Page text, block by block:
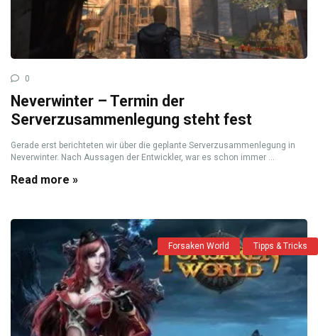
0
Neverwinter – Termin der
Serverzusammenlegung steht fest
Gerade erst berichteten wir über die geplante Serverzusammenlegung in
Neverwinter. Nach Aussagen der Entwickler, war es schon immer ...
Read more »
Forsaken World Tipps & Tricks